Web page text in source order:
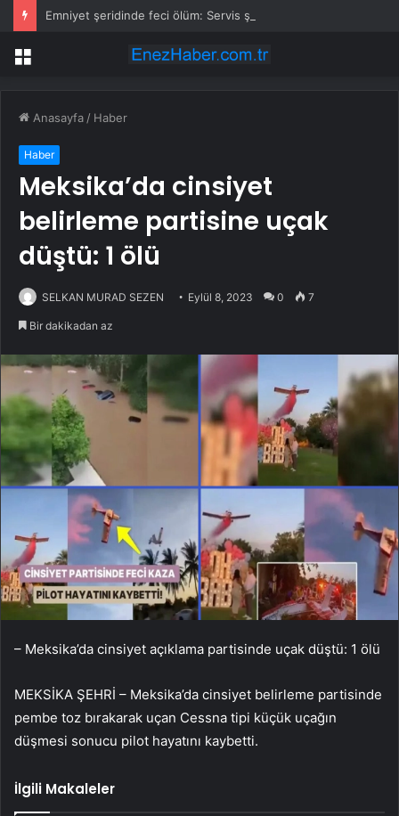
Menü
Anasayfa / Haber
Haber
Meksika’da cinsiyet
belirleme partisine uçak
düştü: 1 ölü
SELKAN MURAD SEZEN Eylül 8, 2023 0 7
Bir dakikadan az
– Meksika’da cinsiyet açıklama partisinde uçak düştü: 1 ölü
MEKSİKA ŞEHRİ – Meksika’da cinsiyet belirleme partisinde
pembe toz bırakarak uçan Cessna tipi küçük uçağın
düşmesi sonucu pilot hayatını kaybetti.
İlgili Makaleler